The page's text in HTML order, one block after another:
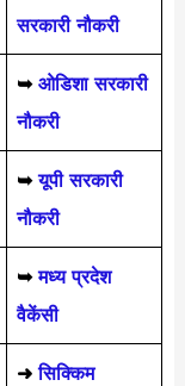
सरकारी नौकरी
➥ ओडिशा सरकारी
नौकरी
➥ यूपी सरकारी
नौकरी
➥ मध्य प्रदेश
वैकेंसी
➜ सिक्किम